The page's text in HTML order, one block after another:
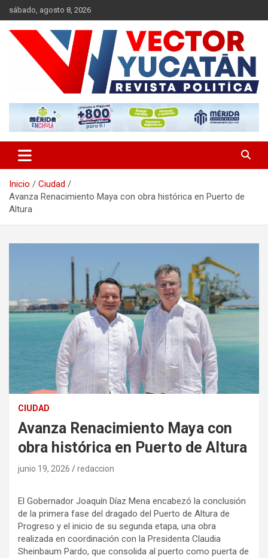
Saltar
al
contenido
sábado, agosto 8, 2026
Vector Yucatán
Inicio
Ciudad
Avanza Renacimiento Maya con obra histórica en Puerto de
Altura
CIUDAD
Avanza Renacimiento Maya con
obra histórica en Puerto de Altura
junio 19, 2026 redaccion
El Gobernador Joaquín Díaz Mena encabezó la conclusión
de la primera fase del dragado del Puerto de Altura de
Progreso y el inicio de su segunda etapa, una obra
realizada en coordinación con la Presidenta Claudia
Sheinbaum Pardo, que consolida al puerto como puerta de